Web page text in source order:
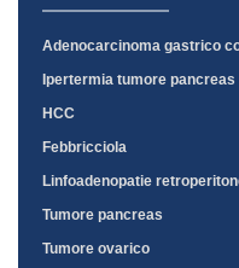
Adenocarcinoma gastrico
Ipertermia tumore pancreas
HCC
Febbricciola
Linfoadenopatie
Tumore pancreas
Tumore ovarico